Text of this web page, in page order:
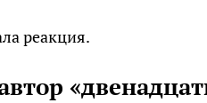
реакция.